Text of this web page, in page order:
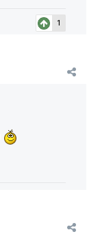
1